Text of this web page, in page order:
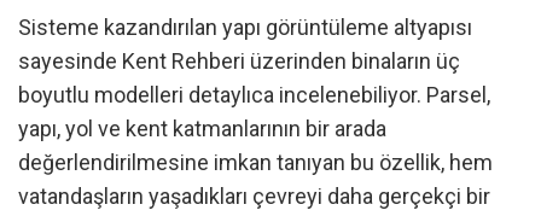
Sisteme kazandırılan yapı görüntüleme altyapısı
sayesinde Kent Rehberi üzerinden binaların üç
boyutlu modelleri detaylıca incelenebiliyor. Parsel,
yapı, yol ve kent katmanlarının bir arada
değerlendirilmesine imkan tanıyan bu özellik, hem
vatandaşların yaşadıkları çevreyi daha gerçekçi bir